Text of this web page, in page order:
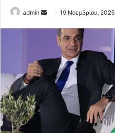
admin
Send
email
19 Νοεμβρίου, 2025